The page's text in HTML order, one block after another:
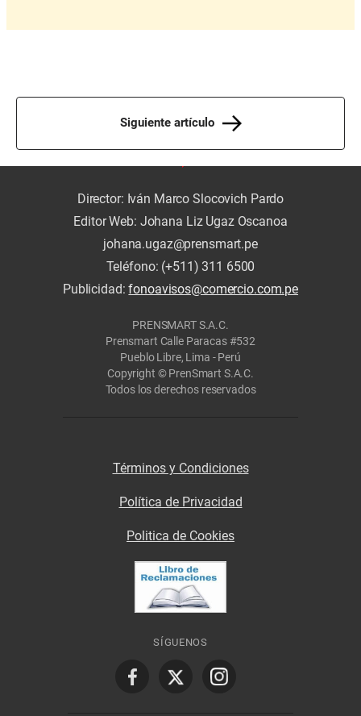
Siguiente artículo
Director: Iván Marco Slocovich Pardo
Editor Web: Johana Liz Ugaz Oscanoa
johana.ugaz@prensmart.pe
Teléfono: (+511) 311 6500
Publicidad:fonoavisos@comercio.com.pe
PRENSMART S.A.C.
Prensmart Calle Paracas #532
Pueblo Libre, Lima - Perú
Copyright © PrenSmart S.A.C.
Todos los derechos reservados
Términos y Condiciones
Política de Privacidad
Politica de Cookies
SÍGUENOS